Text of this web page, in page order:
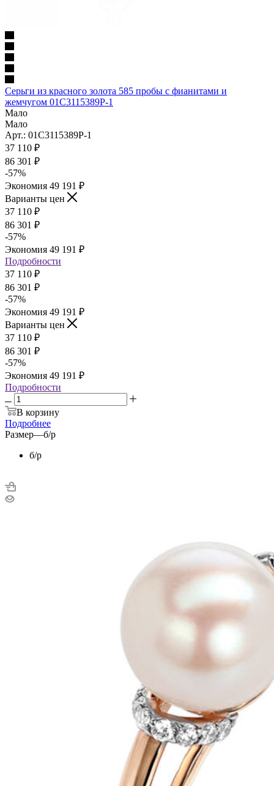
Серьги из красного золота 585 пробы с фианитами и
жемчугом 01С3115389Р-1
Мало
Мало
Арт.: 01С3115389Р-1
37 110 ₽
86 301 ₽
-57%
Экономия 49 191 ₽
Варианты цен
37 110 ₽
86 301 ₽
-57%
Экономия 49 191 ₽
Подробности
37 110 ₽
86 301 ₽
-57%
Экономия 49 191 ₽
Варианты цен
37 110 ₽
86 301 ₽
-57%
Экономия 49 191 ₽
Подробности
В корзину
Подробнее
Размер—б/р
б/р